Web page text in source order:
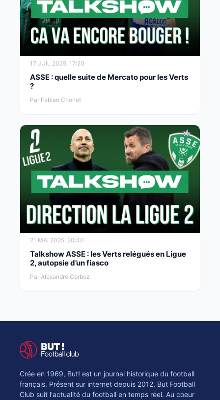
17 JUIL 2025, 17:20
ASSE : quelle suite de Mercato pour les Verts
?
Par Fabien Chorlet
21 MAI 2025, 20:40
Talkshow ASSE : les Verts relégués en Ligue
2, autopsie d’un fiasco
Par Alexandre Corboz
Crée en 1969, But! est un journal historique du football
français. Présent sur internet depuis 2012, But Football
Club suit l'actualité du football en temps réel. Au coeur